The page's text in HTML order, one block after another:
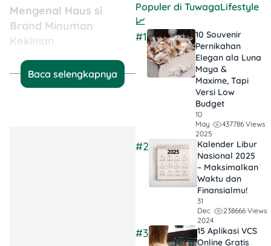
Mengenal Haus si
Brand Minuman
Kekinian
Berawal dari sebuah UMKM,
Haus
berkembang cukup
Baca selengkapnya
Populer di TuwagaLifestyle
📈
#1
10 Souvenir
Pernikahan
Elegan ala Luna
Maya &
Maxime, Tapi
Versi Low
Budget
10
May
2025
437786 Views
#2
Kalender Libur
Nasional 2025
– Maksimalkan
Waktu dan
Finansialmu!
31
Dec
2024
238666 Views
#3
15 Aplikasi VCS
Online Gratis